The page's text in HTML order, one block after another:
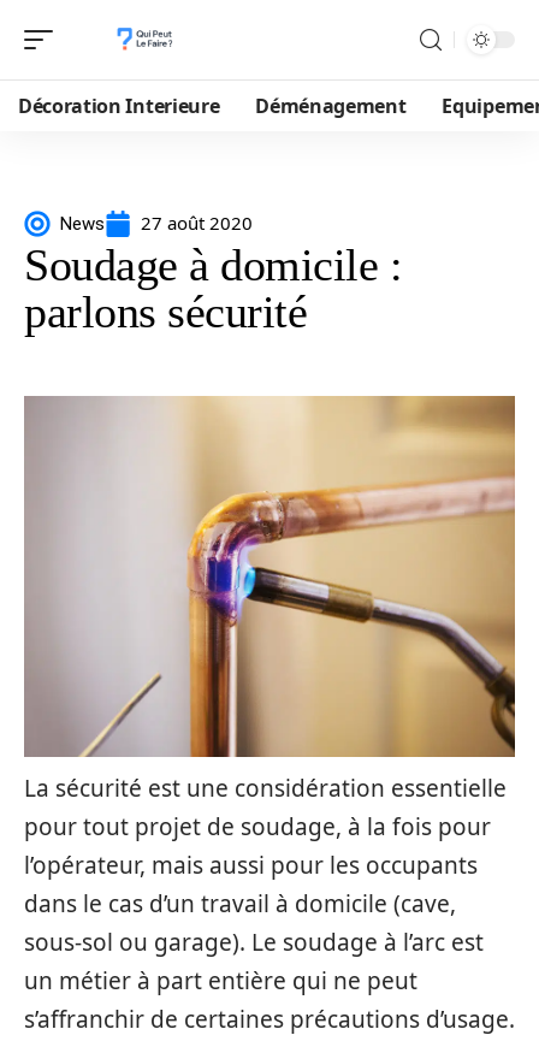
Décoration Interieure Déménagement
News 27 août 2020
Soudage à domicile :
parlons sécurité
La sécurité est une considération essentielle
pour tout projet de soudage, à la fois pour
l’opérateur, mais aussi pour les occupants
dans le cas d’un travail à domicile (cave,
sous-sol ou garage). Le soudage à l’arc est
un métier à part entière qui ne peut
s’affranchir de certaines précautions d’usage.